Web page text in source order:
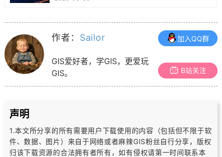
作者： Sailor
GIS爱好者，学GIS，更爱玩
GIS。
加入QQ群
B站关注
声明
1.本文所分享的所有需要用户下载使用的内容（包括但不限于软
件、数据、图片） 来自于网络或者麻辣GIS粉丝自行分享，版权
归该下载资源的合法拥有者所有，如有侵权请第一时间联系本